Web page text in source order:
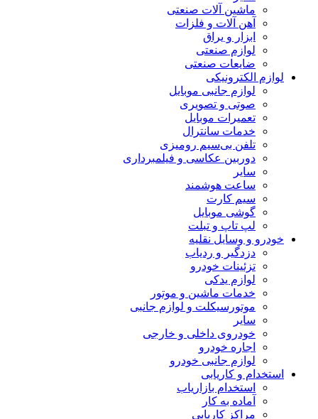
ماشین آلات صنعتی
آهن آلات و فلزات
ابزار و یراق
لوازم صنعتی
ضایعات صنعتی
لوازم الکترونیکی
لوازم جانبی موبایل
صوتی و تصویری
تعمیرات موبایل
خدمات سانترال
تلفن بی‌سیم رومیزی
دوربین عکاسی و فیلمبرداری
سایر
ساعت هوشمند
سیم کارت
گوشی موبایل
لپ تاپ و تبلت
خودرو و وسایل نقلیه
دزدگیر و ردیاب
تزئینات خودرو
لوازم یدکی
خدمات ماشین و موتور
موتورسیکلت و لوازم جانبی
سایر
خودروی داخلی و خارجی
اجاره خودرو
لوازم جانبی خودرو
استخدام و کاریابی
استخدام بازاریاب
آماده به کار
مراکز کاریابی